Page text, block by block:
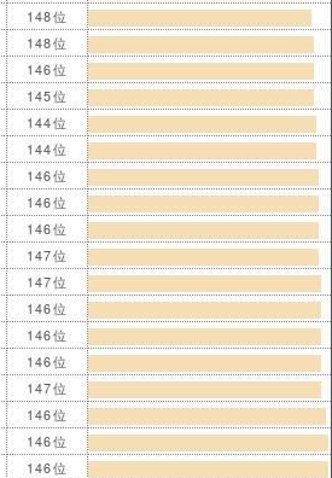
148位
148位
146位
145位
144位
144位
146位
146位
146位
147位
147位
146位
146位
146位
147位
146位
146位
146位